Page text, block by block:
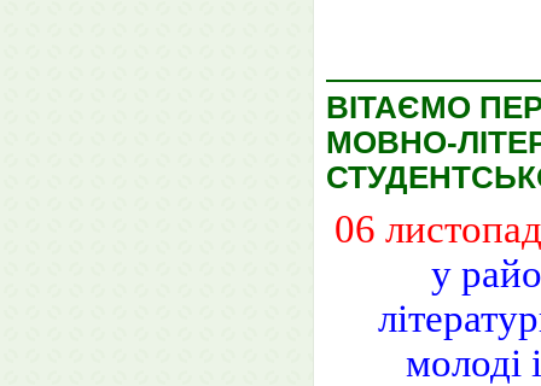
ВІТАЄМО
МОВНО-
06
у
молоді